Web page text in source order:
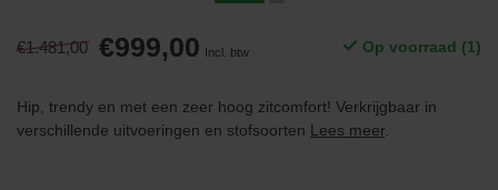
€1.481,00 €999,00 Incl. btw Op voorraad (1)
Hip, trendy en met een zeer hoog zitcomfort! Verkrijgbaar in
verschillende uitvoeringen en stofsoorten Lees meer